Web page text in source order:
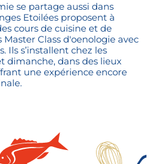
se partage aussi dans
Etoilées proposent à
cours de cuisine et de
Class d'oenologie avec
Ils s’installent chez les
dimanche, dans des lieux
une expérience encore